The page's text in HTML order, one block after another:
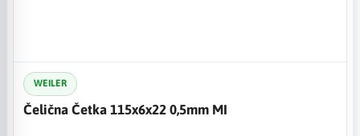
WEILER
Čelična Četka 115x6x22 0,5mm MI